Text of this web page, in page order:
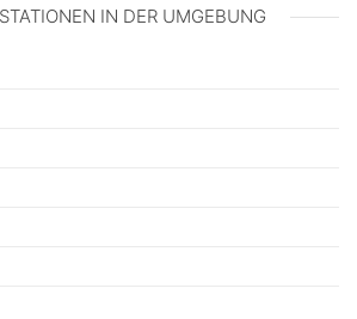
IN DER UMGEBUNG